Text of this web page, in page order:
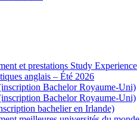
et prestations Study Experience
anglais – Été 2026
Bachelor Royaume-Uni)
Bachelor Royaume-Uni)
bachelier en Irlande)